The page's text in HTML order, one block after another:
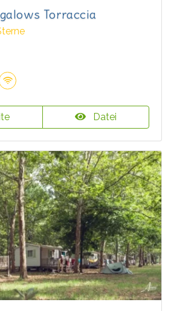
Torraccia
Datei